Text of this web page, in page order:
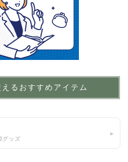
るおすすめアイテム
グッズ
▸